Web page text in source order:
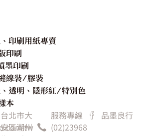
印刷用紙專賣
印刷
墨印刷
線裝 ⁄ 膠裝
透明、隱形紅 ⁄ 特別色
本
台北市大
安區潮州
服務專線
(02)23968
品墨良行